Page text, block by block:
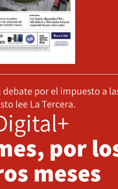
por el impuesto a
lee La Tercera.
por
meses